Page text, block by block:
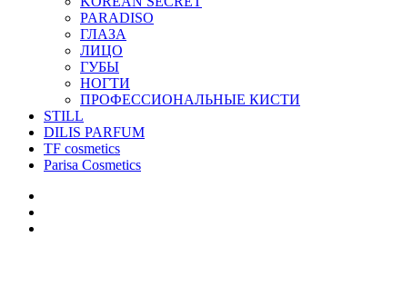
PARADISO
ГЛАЗА
ЛИЦО
ГУБЫ
НОГТИ
ПРОФЕССИОНАЛЬНЫЕ КИСТИ
STILL
DILIS PARFUM
TF cosmetics
Parisa Cosmetics